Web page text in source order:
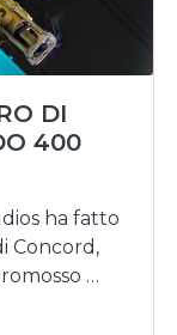
DI
400
ha fatto
Concord,
…